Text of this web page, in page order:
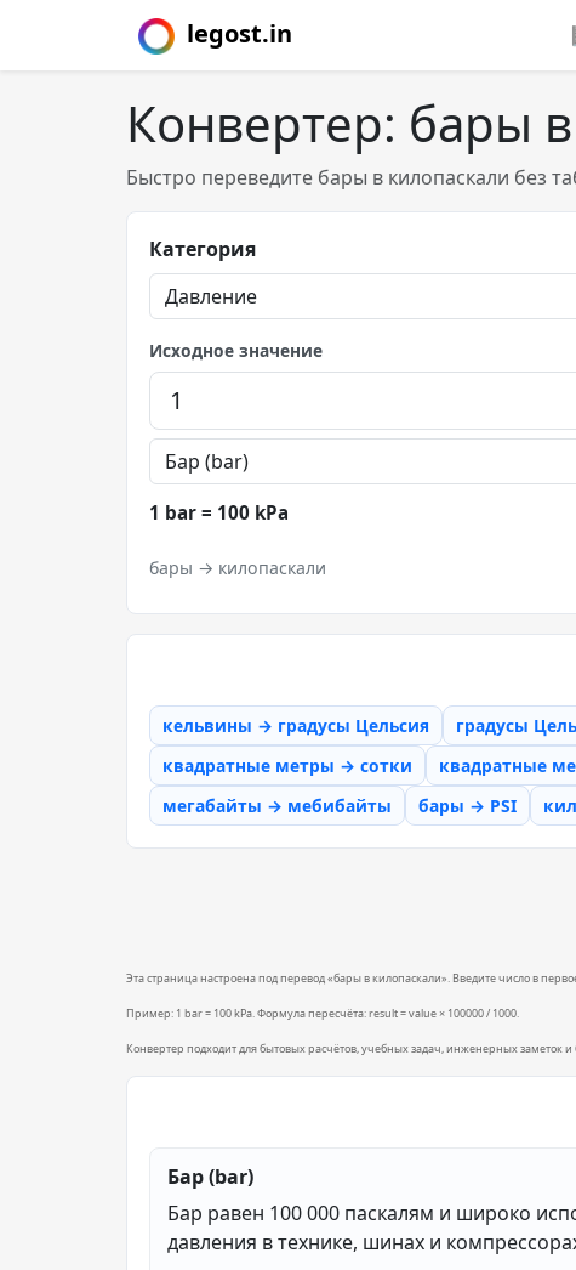
legost.in
Конвертер: бары
Быстро переведите бары в килопаскали без
Категория
Исходное значение
1 bar = 100 kPa
бары → килопаскали
кельвины → градусы Цельсия градусы
квадратные метры → сотки
квадратные
мегабайты → мебибайты
бары → PSI
Эта страница настроена под перевод «бары в килопаскали». Введите число в
Пример: 1 bar = 100 kPa. Формула пересчёта: result = value × 100000 / 1000.
Конвертер подходит для бытовых расчётов, учебных задач, инженерных заметок
Бар (bar)
Бар равен 100 000 паскалям и широко
давления в технике, шинах и